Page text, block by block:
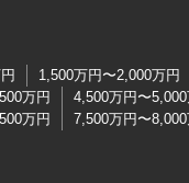
1,500万円〜2,000万円
万円 4,500万円〜5,000
万円 7,500万円〜8,000